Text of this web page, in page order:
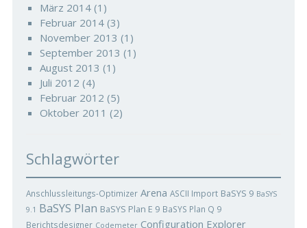
März 2014(1)
Februar 2014(3)
November 2013 (1)
September 2013 (1)
August 2013 (1)
Juli 2012 (4)
Februar 2012 (5)
Oktober 2011 (2)
Schlagwörter
Anschlussleitungs-Optimizer Arena ASCII Import BaSYS 9 BaSYS
9.1 BaSYS Plan BaSYS Plan E 9 BaSYS Plan Q 9
Berichtsdesigner Codemeter Configuration Explorer